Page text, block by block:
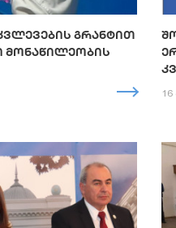
ᲒᲠᲐᲜᲢᲘᲗ
ᲛᲝᲜᲐᲬᲘᲚᲔᲝᲑᲘᲡ